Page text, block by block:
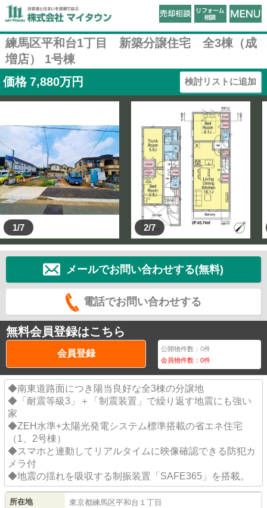
練馬区平和台1丁目 新築分譲住宅 全3棟（成
増店） 1号棟
価格 7,880万円 検討リストに追加
1/7 2/7
メールでお問い合わせする(無料)
電話でお問い合わせする
無料会員登録はこちら
会員登録 公開物件数：0件
会員物件数：0件
◆南東道路面につき陽当良好な全3棟の分譲地
◆「耐震等級3」＋「制震装置」で繰り返す地震にも強い
家
◆ZEH水準+太陽光発電システム標準搭載の省エネ住宅
（1、2号棟）
◆スマホと連動してリアルタイムに映像確認できる防犯カ
メラ付
◆地震の揺れを吸収する制振装置「SAFE365」を搭載。
所在地 東京都練馬区平和台 １丁目